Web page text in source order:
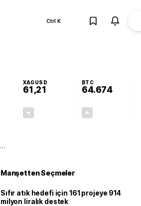
Ctrl K
XAGUSD
61,21
BTC
64.674
Manşetten Seçmeler
Sıfır atık hedefi için 161 projeye 914
milyon liralık destek